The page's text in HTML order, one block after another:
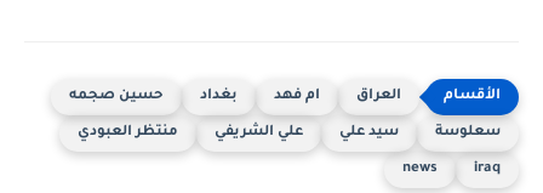
العراق ام فهد بغداد حسين صجمه
سعلوسة سيد علي علي الشريفي منتظر العبودي
iraq
news